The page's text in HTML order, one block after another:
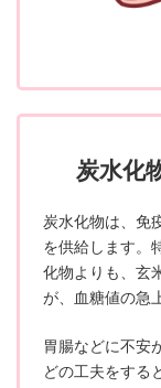
炭水化
炭水化物は、免
を供給します。
化物よりも、玄
が、血糖値の急
胃腸などに不安
どの工夫をする